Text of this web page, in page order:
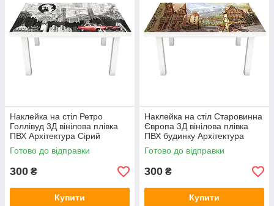
Наклейка на стіл Ретро
Голлівуд 3Д вінілова плівка
ПВХ Архітектура Сірий
600х1200 мм
Готово до відправки
300 ₴
Купити
Наклейка на стіл Старовинна
Європа 3Д вінілова плівка
ПВХ будинку Архітектура
Бежевий 600х1200 мм
Готово до відправки
300 ₴
Купити